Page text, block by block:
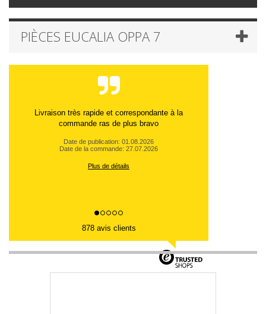
PIÈCES EUCALIA OPPA 7
Livraison très rapide et correspondante à la
commande ras de plus bravo
Date de publication: 01.08.2026
Date de la commande: 27.07.2026
Plus de détails
878 avis clients